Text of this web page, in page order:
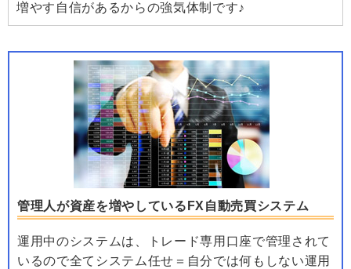
増やす自信があるからの強気体制です♪
管理人が資産を増やしているFX自動売買システム
運用中のシステムは、トレード専用口座で管理されて
いるので全てシステム任せ＝自分では何もしない運用